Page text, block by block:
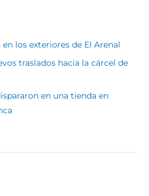
los exteriores de El Arenal
traslados hacia la cárcel de
en una tienda en